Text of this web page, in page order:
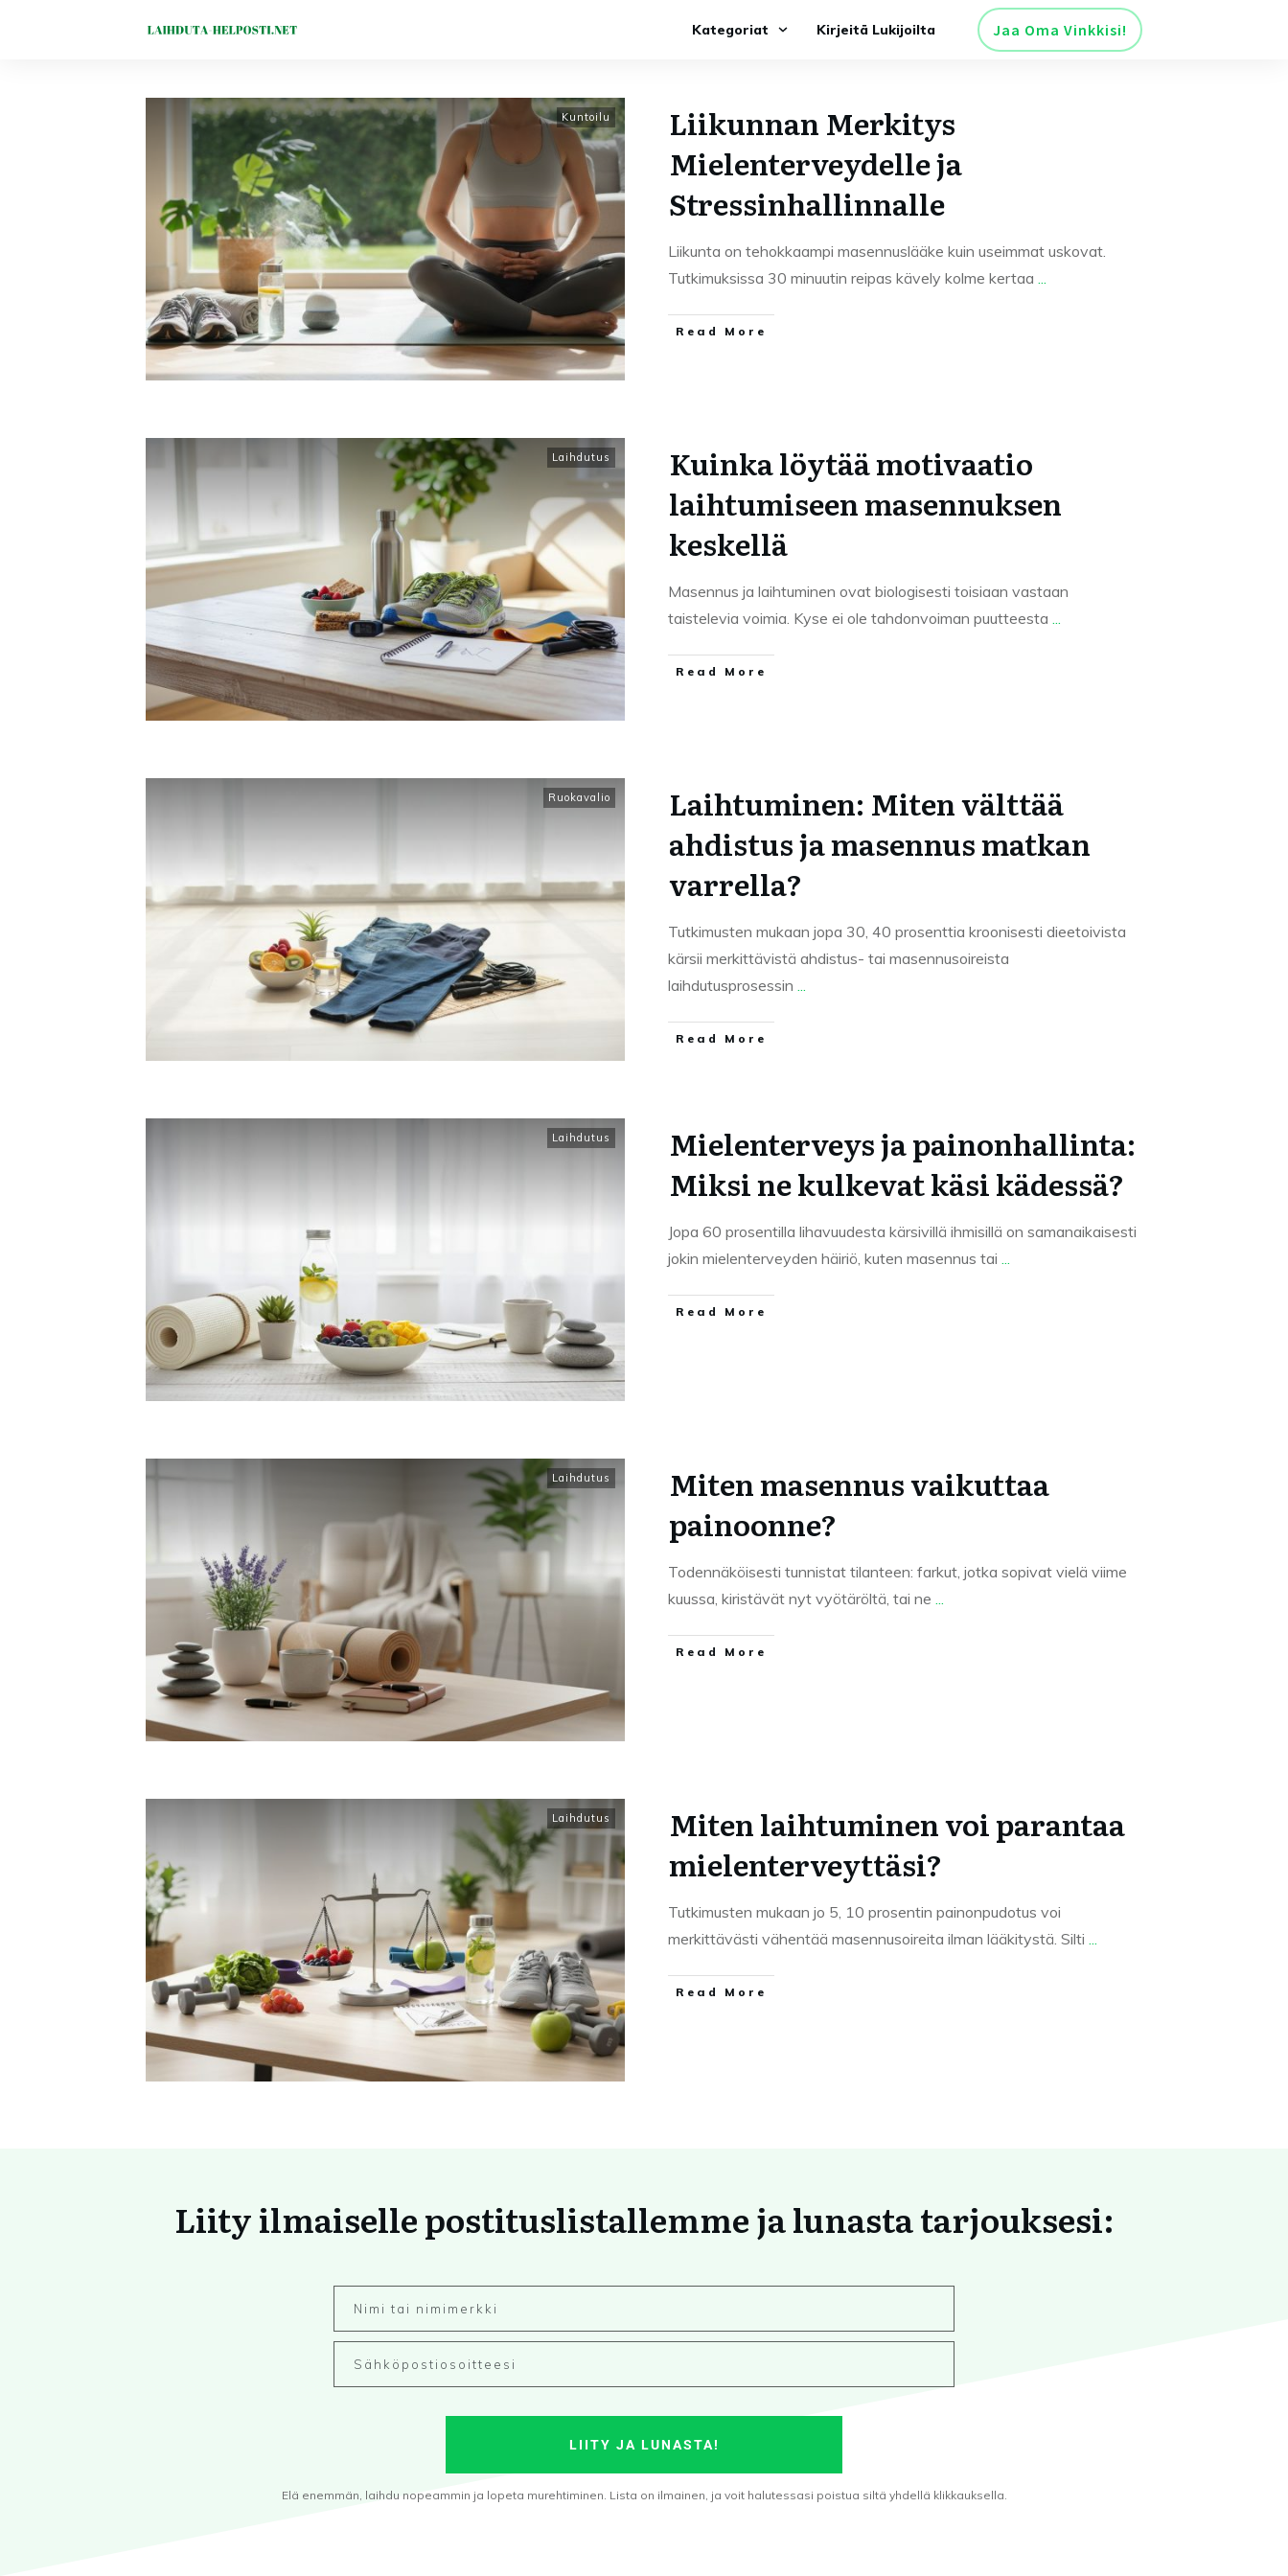
Kategoriat Kirjeitä Lukijoilta Jaa Oma Vinkkisi!
Kuntoilu
Liikunnan Merkitys
Mielenterveydelle ja
Stressinhallinnalle
Liikunta on tehokkaampi masennuslääke kuin useimmat uskovat.
Tutkimuksissa 30 minuutin reipas kävely kolme kertaa ...
Read More
Laihdutus
Kuinka löytää motivaatio
laihtumiseen masennuksen
keskellä
Masennus ja laihtuminen ovat biologisesti toisiaan vastaan
taistelevia voimia. Kyse ei ole tahdonvoiman puutteesta ...
Read More
Ruokavalio
Laihtuminen: Miten välttää
ahdistus ja masennus matkan
varrella?
Tutkimusten mukaan jopa 30, 40 prosenttia kroonisesti dieetoivista
kärsii merkittävistä ahdistus- tai masennusoireista
laihdutusprosessin ...
Read More
Laihdutus
Mielenterveys ja painonhallinta:
Miksi ne kulkevat käsi kädessä?
Jopa 60 prosentilla lihavuudesta kärsivillä ihmisillä on samanaikaisesti
jokin mielenterveyden häiriö, kuten masennus tai ...
Read More
Laihdutus
Miten masennus vaikuttaa
painoonne?
Todennäköisesti tunnistat tilanteen: farkut, jotka sopivat vielä viime
kuussa, kiristävät nyt vyötäröltä, tai ne ...
Read More
Laihdutus
Miten laihtuminen voi parantaa
mielenterveyttäsi?
Tutkimusten mukaan jo 5, 10 prosentin painonpudotus voi
merkittävästi vähentää masennusoireita ilman lääkitystä. Silti ...
Read More
Liity ilmaiselle postituslistallemme ja lunasta tarjouksesi:
LIITY JA LUNASTA!
Elä enemmän, laihdu nopeammin ja lopeta murehtiminen. Lista on ilmainen, ja voit halutessasi poistua siltä yhdellä klikkauksella.